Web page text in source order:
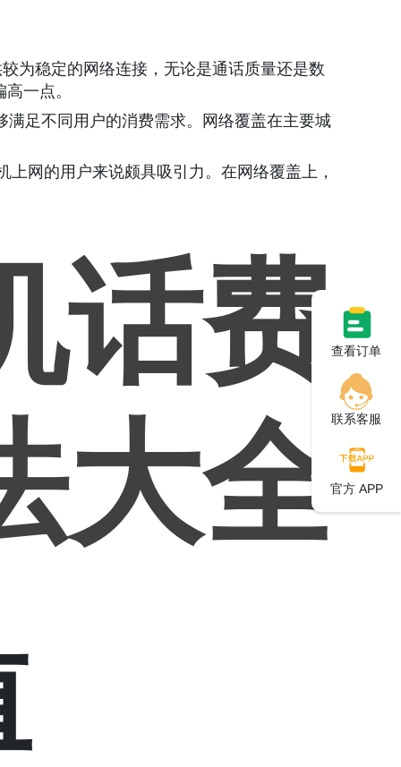
为稳定的网络连接，无论是通话质量还是数
一点。
足不同用户的消费需求。网络覆盖在主要城
网的用户来说颇具吸引力。在网络覆盖上，
话费
大全
查看订单
联系客服
官方 APP